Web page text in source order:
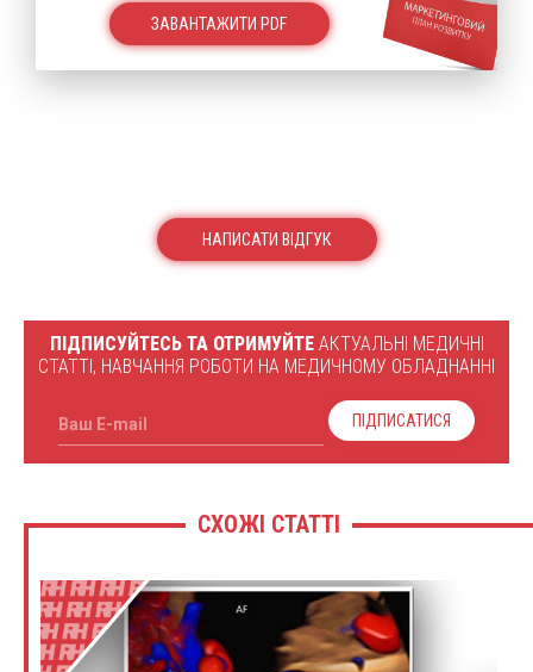
ЗАВАНТАЖИТИ PDF
НАПИСАТИ ВІДГУК
ПІДПИСУЙТЕСЬ ТА ОТРИМУЙТЕАКТУАЛЬНІ МЕДИЧНІ
СТАТТІ, НАВЧАННЯ РОБОТИ НА МЕДИЧНОМУ ОБЛАДНАННІ
Ваш E-mail ПІДПИСАТИСЯ
СХОЖІ СТАТТІ